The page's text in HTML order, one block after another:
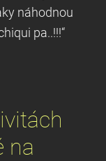
náhodnou
pa..!!!“
na